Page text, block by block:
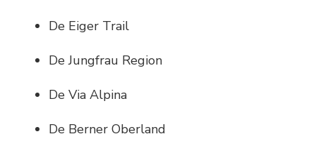
De Eiger Trail
De Jungfrau Region
De Via Alpina
De Berner Oberland